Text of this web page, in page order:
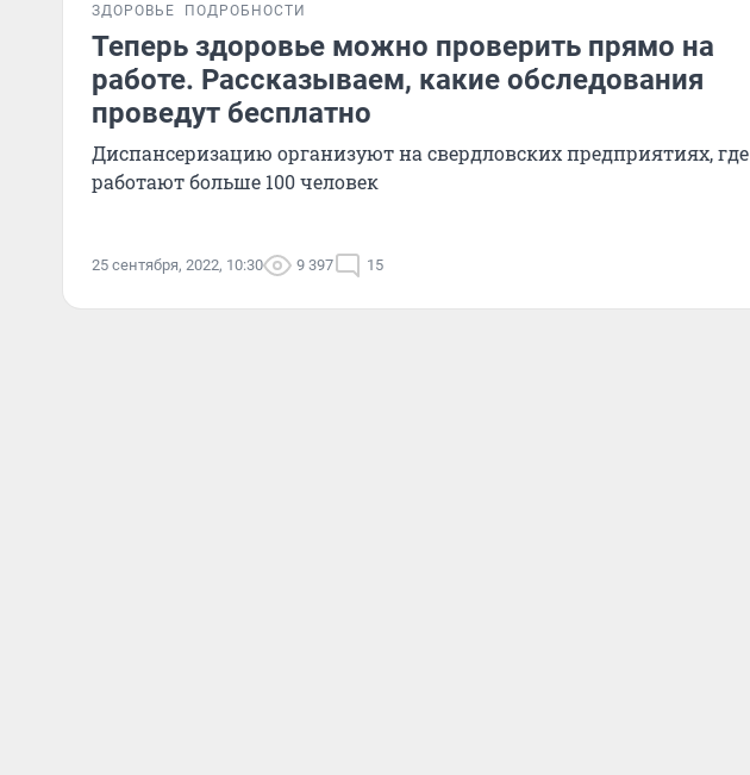
ЗДОРОВЬЕ ПОДРОБНОСТИ
Теперь здоровье можно проверить прямо на
работе. Рассказываем, какие обследования
проведут бесплатно
Диспансеризацию организуют на свердловских предприятиях, где
работают больше 100 человек
25 сентября, 2022, 10:30 9 397 15